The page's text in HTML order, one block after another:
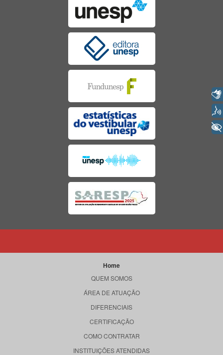
Home
QUEM SOMOS
ÁREA DE ATUAÇÃO
DIFERENCIAIS
CERTIFICAÇÃO
COMO CONTRATAR
INSTITUIÇÕES ATENDIDAS
+ Acessibilidade